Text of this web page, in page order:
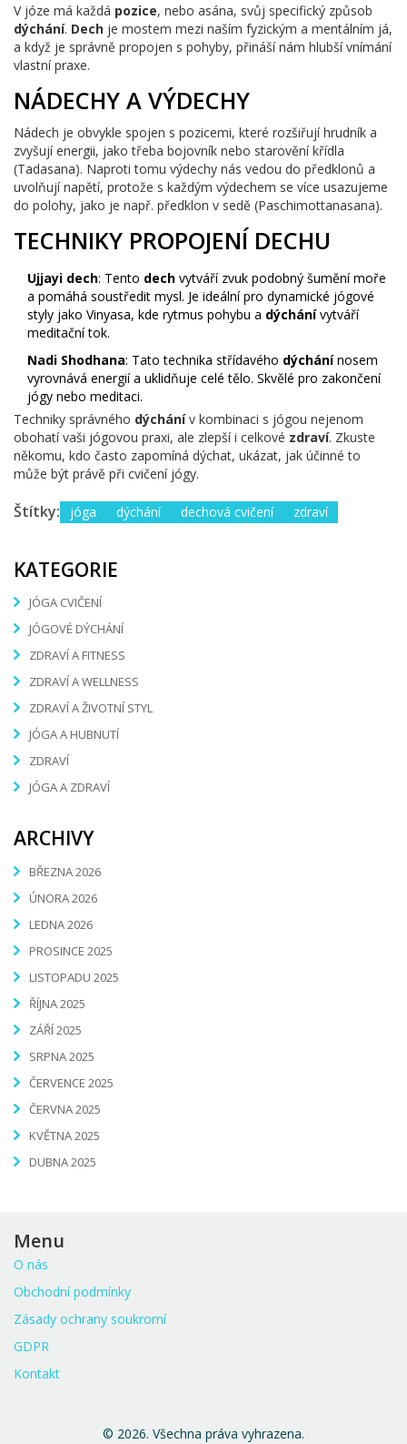
V józe má každá pozice, nebo asána, svůj specifický způsob
dýchání. Dech je mostem mezi naším fyzickým a mentálním já,
a když je správně propojen s pohyby, přináší nám hlubší vnímání
vlastní praxe.
NÁDECHY A VÝDECHY
Nádech je obvykle spojen s pozicemi, které rozšiřují hrudník a
zvyšují energii, jako třeba bojovník nebo starovění křídla
(Tadasana). Naproti tomu výdechy nás vedou do předklonů a
uvolňují napětí, protože s každým výdechem se více usazujeme
do polohy, jako je např. předklon v sedě (Paschimottanasana).
TECHNIKY PROPOJENÍ DECHU
Ujjayi dech: Tento dech vytváří zvuk podobný šumění moře
a pomáhá soustředit mysl. Je ideální pro dynamické jógové
styly jako Vinyasa, kde rytmus pohybu a dýchánívytváří
meditační tok.
Nadi Shodhana: Tato technika střídavého dýchánínosem
vyrovnává energií a uklidňuje celé tělo. Skvělé pro zakončení
jógy nebo meditaci.
Techniky správného dýchánív kombinaci s jógou nejenom
obohatí vaši jógovou praxi, ale zlepší i celkové zdraví. Zkuste
někomu, kdo často zapomíná dýchat, ukázat, jak účinné to
může být právě při cvičení jógy.
Štítky: jóga dýchání dechová cvičení zdraví
KATEGORIE
JÓGA CVIČENÍ
JÓGOVÉ DÝCHÁNÍ
ZDRAVÍ A FITNESS
ZDRAVÍ A WELLNESS
ZDRAVÍ A ŽIVOTNÍ STYL
JÓGA A HUBNUTÍ
ZDRAVÍ
JÓGA A ZDRAVÍ
ARCHIVY
BŘEZNA 2026
ÚNORA 2026
LEDNA 2026
PROSINCE 2025
LISTOPADU 2025
ŘÍJNA 2025
ZÁŘÍ 2025
SRPNA 2025
ČERVENCE 2025
ČERVNA 2025
KVĚTNA 2025
DUBNA 2025
Menu
O nás
Obchodní podmínky
Zásady ochrany soukromí
GDPR
Kontakt
© 2026. Všechna práva vyhrazena.